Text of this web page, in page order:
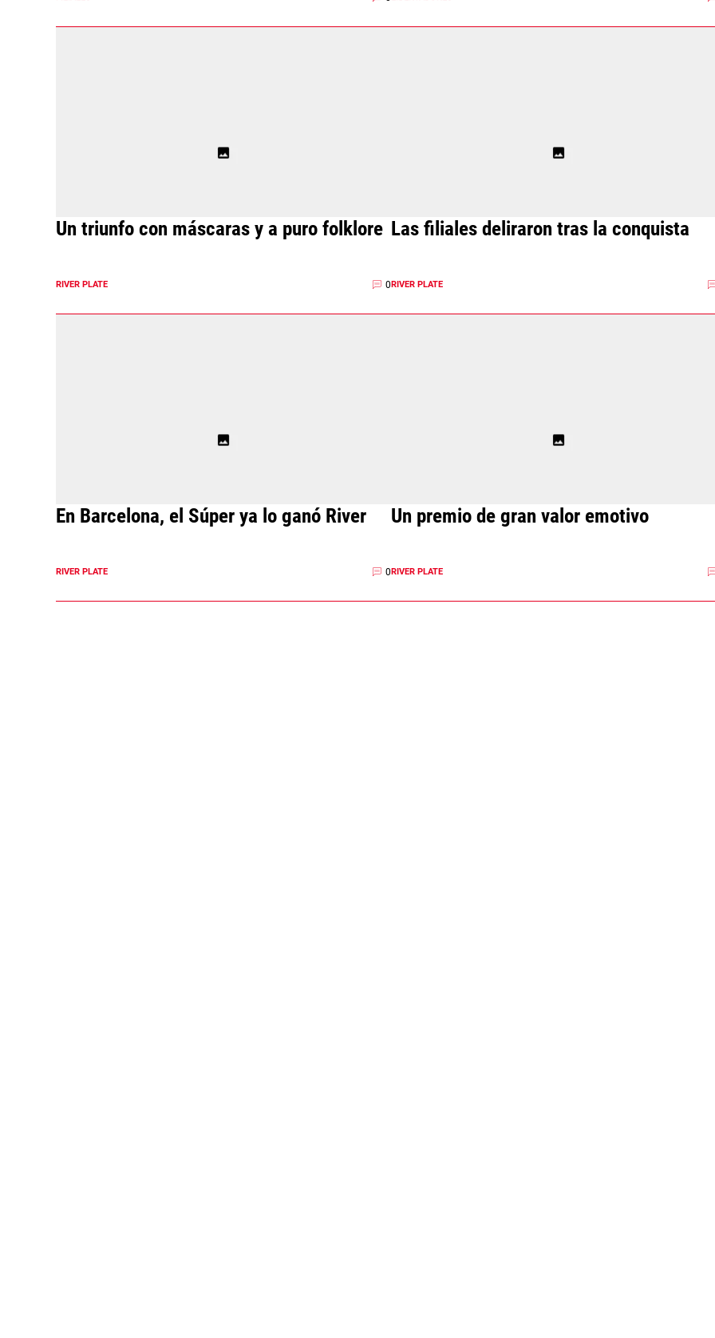
Un triunfo con máscaras y a puro folklore
RIVER PLATE 0
Las filiales deliraron tras la conquista
RIVER PLATE
En Barcelona, el Súper ya lo ganó River
RIVER PLATE 0
Un premio de gran valor emotivo
RIVER PLATE